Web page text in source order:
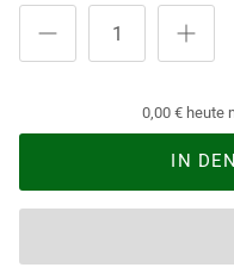
0,00 € heute
IN